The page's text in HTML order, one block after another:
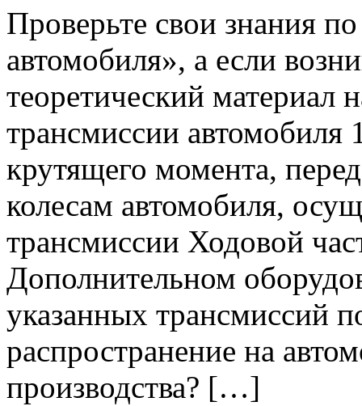
Проверьте свои знания
автомобиля», а если
теоретический материал
трансмиссии
крутящего момента,
колесам автомобиля,
трансмиссии Ходовой
Дополнительном
указанных трансмиссий
распространение на
производства? […]